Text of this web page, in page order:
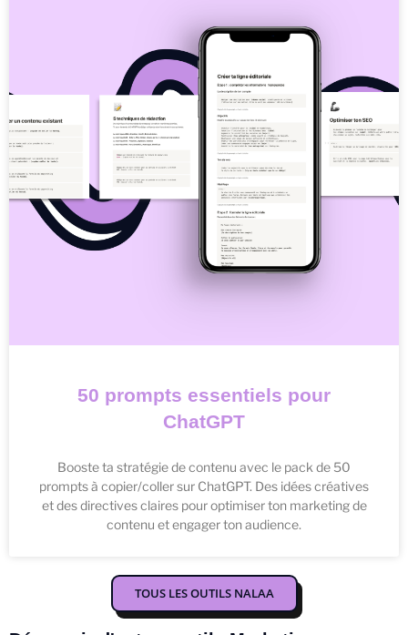
50 prompts essentiels pour
ChatGPT
Booste ta stratégie de contenu avec le pack de 50
prompts à copier/coller sur ChatGPT. Des idées créatives
et des directives claires pour optimiser ton marketing de
contenu et engager ton audience.
TOUS LES OUTILS NALAA